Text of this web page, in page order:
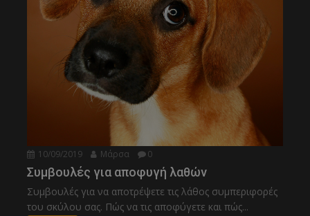
10/09/2019 Μάρσα 0
Συμβουλές για αποφυγή λαθών
Συμβουλές για να αποτρέψετε τις λάθος συμπεριφορές
του σκύλου σας. Πώς να τις αποφύγετε και πώς...